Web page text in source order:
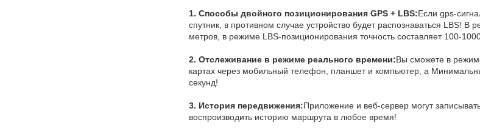
1. Способы двойного позиционирования GPS + LBS:Если gps-
спутник, в противном случае устройство будет распознаваться LBS!
метров, в режиме LBS-позиционирования точность составляет 100-
2. Отслеживание в режиме реального времени:Вы сможете в
картах через мобильный телефон, планшет и компьютер, а
секунд!
3. История передвижения:Приложение и веб-сервер могут
воспроизводить историю маршрута в любое время!